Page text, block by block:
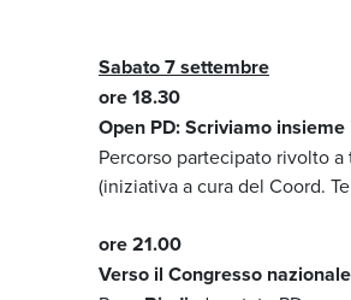
Sabato 7 settembre
ore 18.30
Open PD: Scriviamo
Percorso partecipato rivolto
(iniziativa a cura del Coord.
ore 21.00
Verso il Congresso